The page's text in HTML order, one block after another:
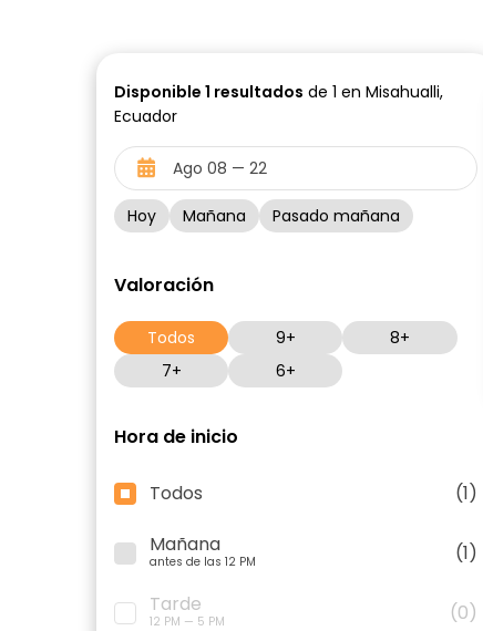
Disponible 1 resultados de 1 en Misahualli,
Ecuador
Hoy Mañana Pasado mañana
Valoración
Todos 9+
8+
7+
6+
Hora de inicio
Todos
(1)
Mañana
antes de las 12 PM
(1)
Tarde
12 PM — 5 PM
(0)